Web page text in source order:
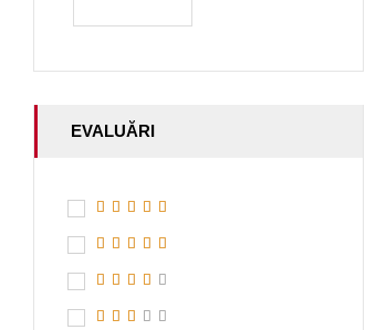
EVALUĂRI